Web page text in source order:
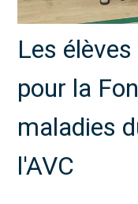
Les
pour la
maladies
l'AVC